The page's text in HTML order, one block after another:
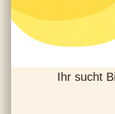
Ihr sucht